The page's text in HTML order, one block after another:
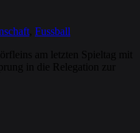
Fussball
am letzten Spieltag mit
in die Relegation zur